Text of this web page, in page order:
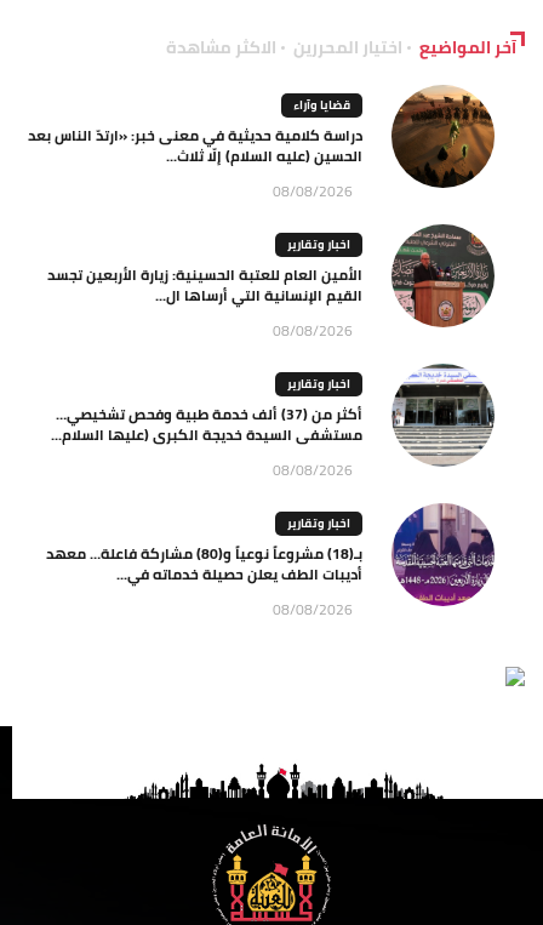
آخر المواضيع اختيار المحررين الاكثر مشاهدة
قضايا وآراء
دراسة كلامية حديثية في معنى خبر: «ارتدّ الناس بعد
الحسين (عليه السلام) إلّا ثلاث...
08/08/2026
اخبار وتقارير
الأمين العام للعتبة الحسينية: زيارة الأربعين تجسد
القيم الإنسانية التي أرساها ال...
08/08/2026
اخبار وتقارير
أكثر من (37) ألف خدمة طبية وفحص تشخيصي…
مستشفى السيدة خديجة الكبرى (عليها السلام...
08/08/2026
اخبار وتقارير
بـ(18) مشروعاً نوعياً و(80) مشاركة فاعلة… معهد
أديبات الطف يعلن حصيلة خدماته في...
08/08/2026